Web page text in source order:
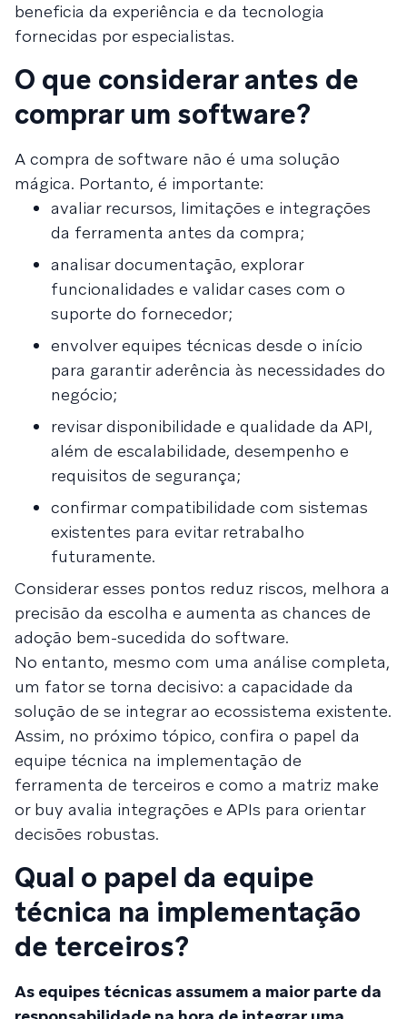
beneficia da experiência e da tecnologia
fornecidas por especialistas.
O que considerar antes de
comprar um software?
A compra de software não é uma solução
mágica. Portanto, é importante:
avaliar recursos, limitações e integrações
da ferramenta antes da compra;
analisar documentação, explorar
funcionalidades e validar cases com o
suporte do fornecedor;
envolver equipes técnicas desde o início
para garantir aderência às necessidades do
negócio;
revisar disponibilidade e qualidade da API,
além de escalabilidade, desempenho e
requisitos de segurança;
confirmar compatibilidade com sistemas
existentes para evitar retrabalho
futuramente.
Considerar esses pontos reduz riscos, melhora a
precisão da escolha e aumenta as chances de
adoção bem-sucedida do software.
No entanto, mesmo com uma análise completa,
um fator se torna decisivo: a capacidade da
solução de se integrar ao ecossistema existente.
Assim, no próximo tópico, confira o papel da
equipe técnica na implementação de
ferramenta de terceiros e como a matriz make
or buy avalia integrações e APIs para orientar
decisões robustas.
Qual o papel da equipe
técnica na implementação
de terceiros?
As equipes técnicas assumem a maior parte da